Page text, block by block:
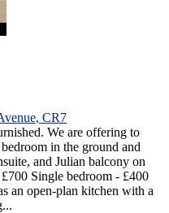
CR7
We are offering to
in the ground and
and Julian balcony on
Single bedroom - £400
an open-plan kitchen with a